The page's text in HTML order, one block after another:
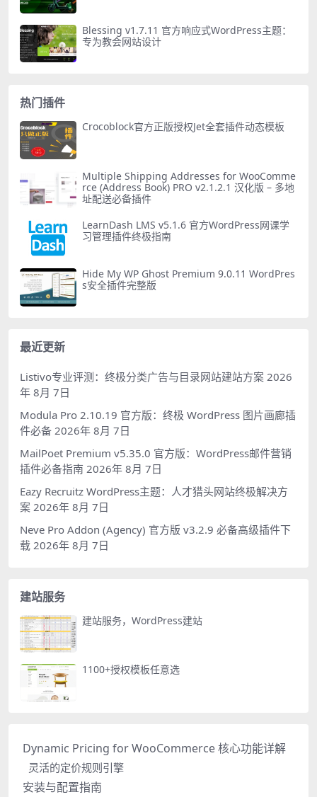
Blessing v1.7.11 官方响应式WordPress主题：
专为教会网站设计
热门插件
Crocoblock官方正版授权Jet全套插件动态模板
Multiple Shipping Addresses for WooComme
rce (Address Book) PRO v2.1.2.1 汉化版 – 多地
址配送必备插件
LearnDash LMS v5.1.6 官方WordPress网课学
习管理插件终极指南
Hide My WP Ghost Premium 9.0.11 WordPres
s安全插件完整版
最近更新
Listivo专业评测：终极分类广告与目录网站建站方案 2026
年 8月 7日
Modula Pro 2.10.19 官方版：终极 WordPress 图片画廊插
件必备 2026年 8月 7日
MailPoet Premium v5.35.0 官方版：WordPress邮件营销
插件必备指南 2026年 8月 7日
Eazy Recruitz WordPress主题：人才猎头网站终极解决方
案 2026年 8月 7日
Neve Pro Addon (Agency) 官方版 v3.2.9 必备高级插件下
载 2026年 8月 7日
建站服务
建站服务，WordPress建站
1100+授权模板任意选
Dynamic Pricing for WooCommerce 核心功能详解
灵活的定价规则引擎
安装与配置指南